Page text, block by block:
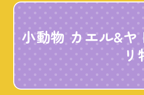
小動物 カエル&ヤ
リ